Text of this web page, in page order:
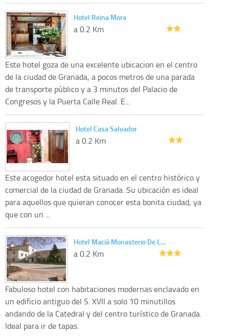
Hotel Reina Mora
a 0.2 Km
Este hotel goza de una excelente ubicacion en el centro
de la ciudad de Granada, a pocos metros de una parada
de transporte público y a 3 minutos del Palacio de
Congresos y la Puerta Calle Real. E...
Hotel Casa Salvador
a 0.2 Km
Este acogedor hotel esta situado en el centro histórico y
comercial de la ciudad de Granada. Su ubicación es ideal
para aquellos que quieran conocer esta bonita ciudad, ya
que con un ...
Hotel Macià Monasterio De L…
a 0.2 Km
Fabuloso hotel con habitaciones modernas enclavado en
un edificio antiguo del S. XVII a solo 10 minutillos
andando de la Catedral y del centro turístico de Granada.
Ideal para ir de tapas.